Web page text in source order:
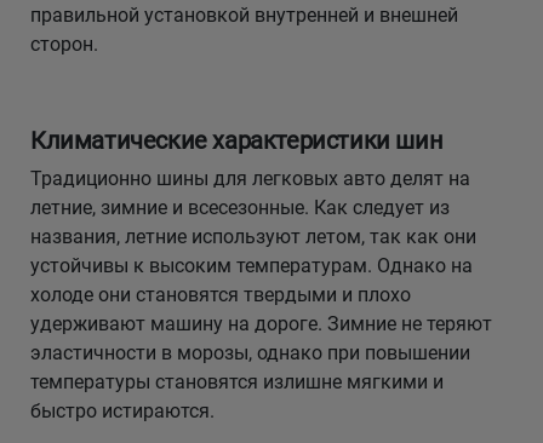
правильной установкой внутренней и внешней
сторон.
Климатические характеристики шин
Традиционно шины для легковых авто делят на
летние, зимние и всесезонные. Как следует из
названия, летние используют летом, так как они
устойчивы к высоким температурам. Однако на
холоде они становятся твердыми и плохо
удерживают машину на дороге. Зимние не теряют
эластичности в морозы, однако при повышении
температуры становятся излишне мягкими и
быстро истираются.